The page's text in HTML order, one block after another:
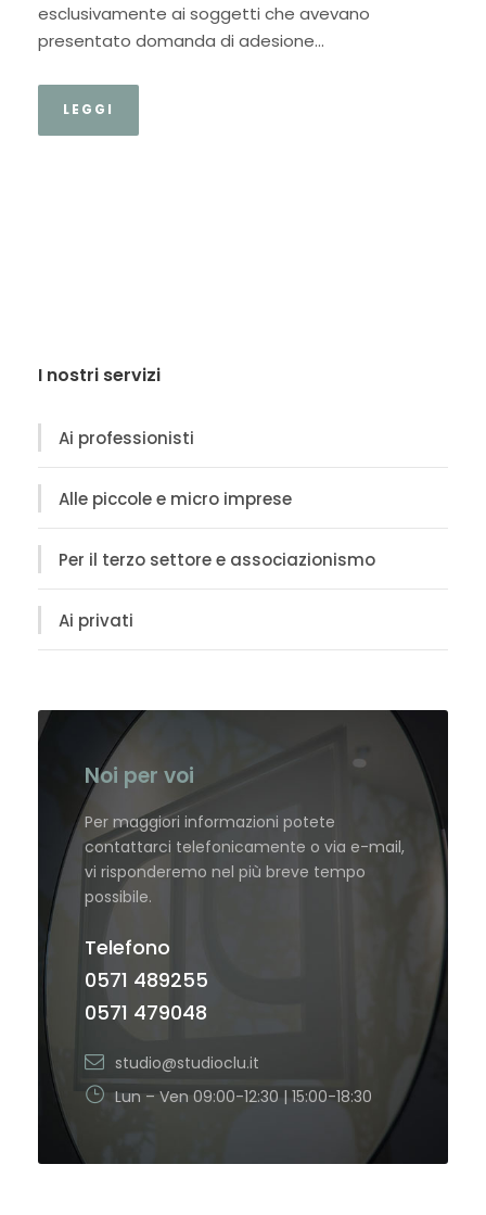
esclusivamente ai soggetti che avevano
presentato domanda di adesione...
LEGGI
I nostri servizi
Ai professionisti
Alle piccole e micro imprese
Per il terzo settore e associazionismo
Ai privati
Noi per voi
Per maggiori informazioni potete
contattarci telefonicamente o via e-mail,
vi risponderemo nel più breve tempo
possibile.
Telefono
0571 489255
0571 479048
studio@studioclu.it
Lun – Ven 09:00-12:30 | 15:00-18:30